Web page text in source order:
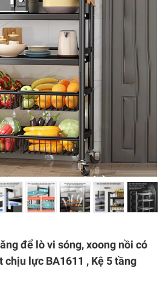
để lò vi sóng, xoong nồi có
chịu lực BA1611 , Kệ 5 tầng